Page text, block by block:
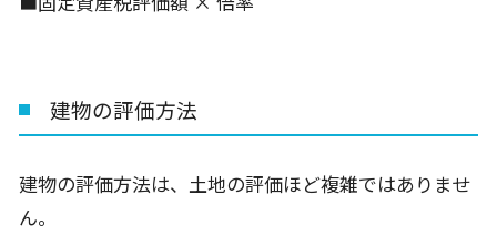
建物の評価方法
建物の評価方法は、土地の評価ほど複雑ではありませ
ん。